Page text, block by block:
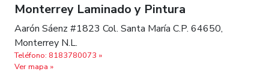
Monterrey Laminado y Pintura
Aarón Sáenz #1823 Col. Santa María C.P. 64650,
Monterrey N.L.
Teléfono: 8183780073 »
Ver mapa »